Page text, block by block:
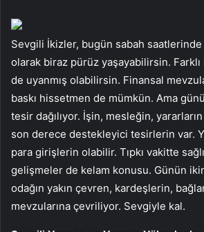
Sevgili İkizler, bugün sabah
olarak biraz pürüz yaşayabilirsin.
de uyanmış olabilirsin. Finansal
baskı hissetmen de mümkün. Ama
tesir dağılıyor. İşin, mesleğin,
son derece destekleyici tesirlerin var.
para girişlerin olabilir. Tıpkı vakitte
gelişmeler de kelam konusu. Günün
odağın yakın çevren, kardeşlerin,
mevzularına çevriliyor. Sevgiyle kal.